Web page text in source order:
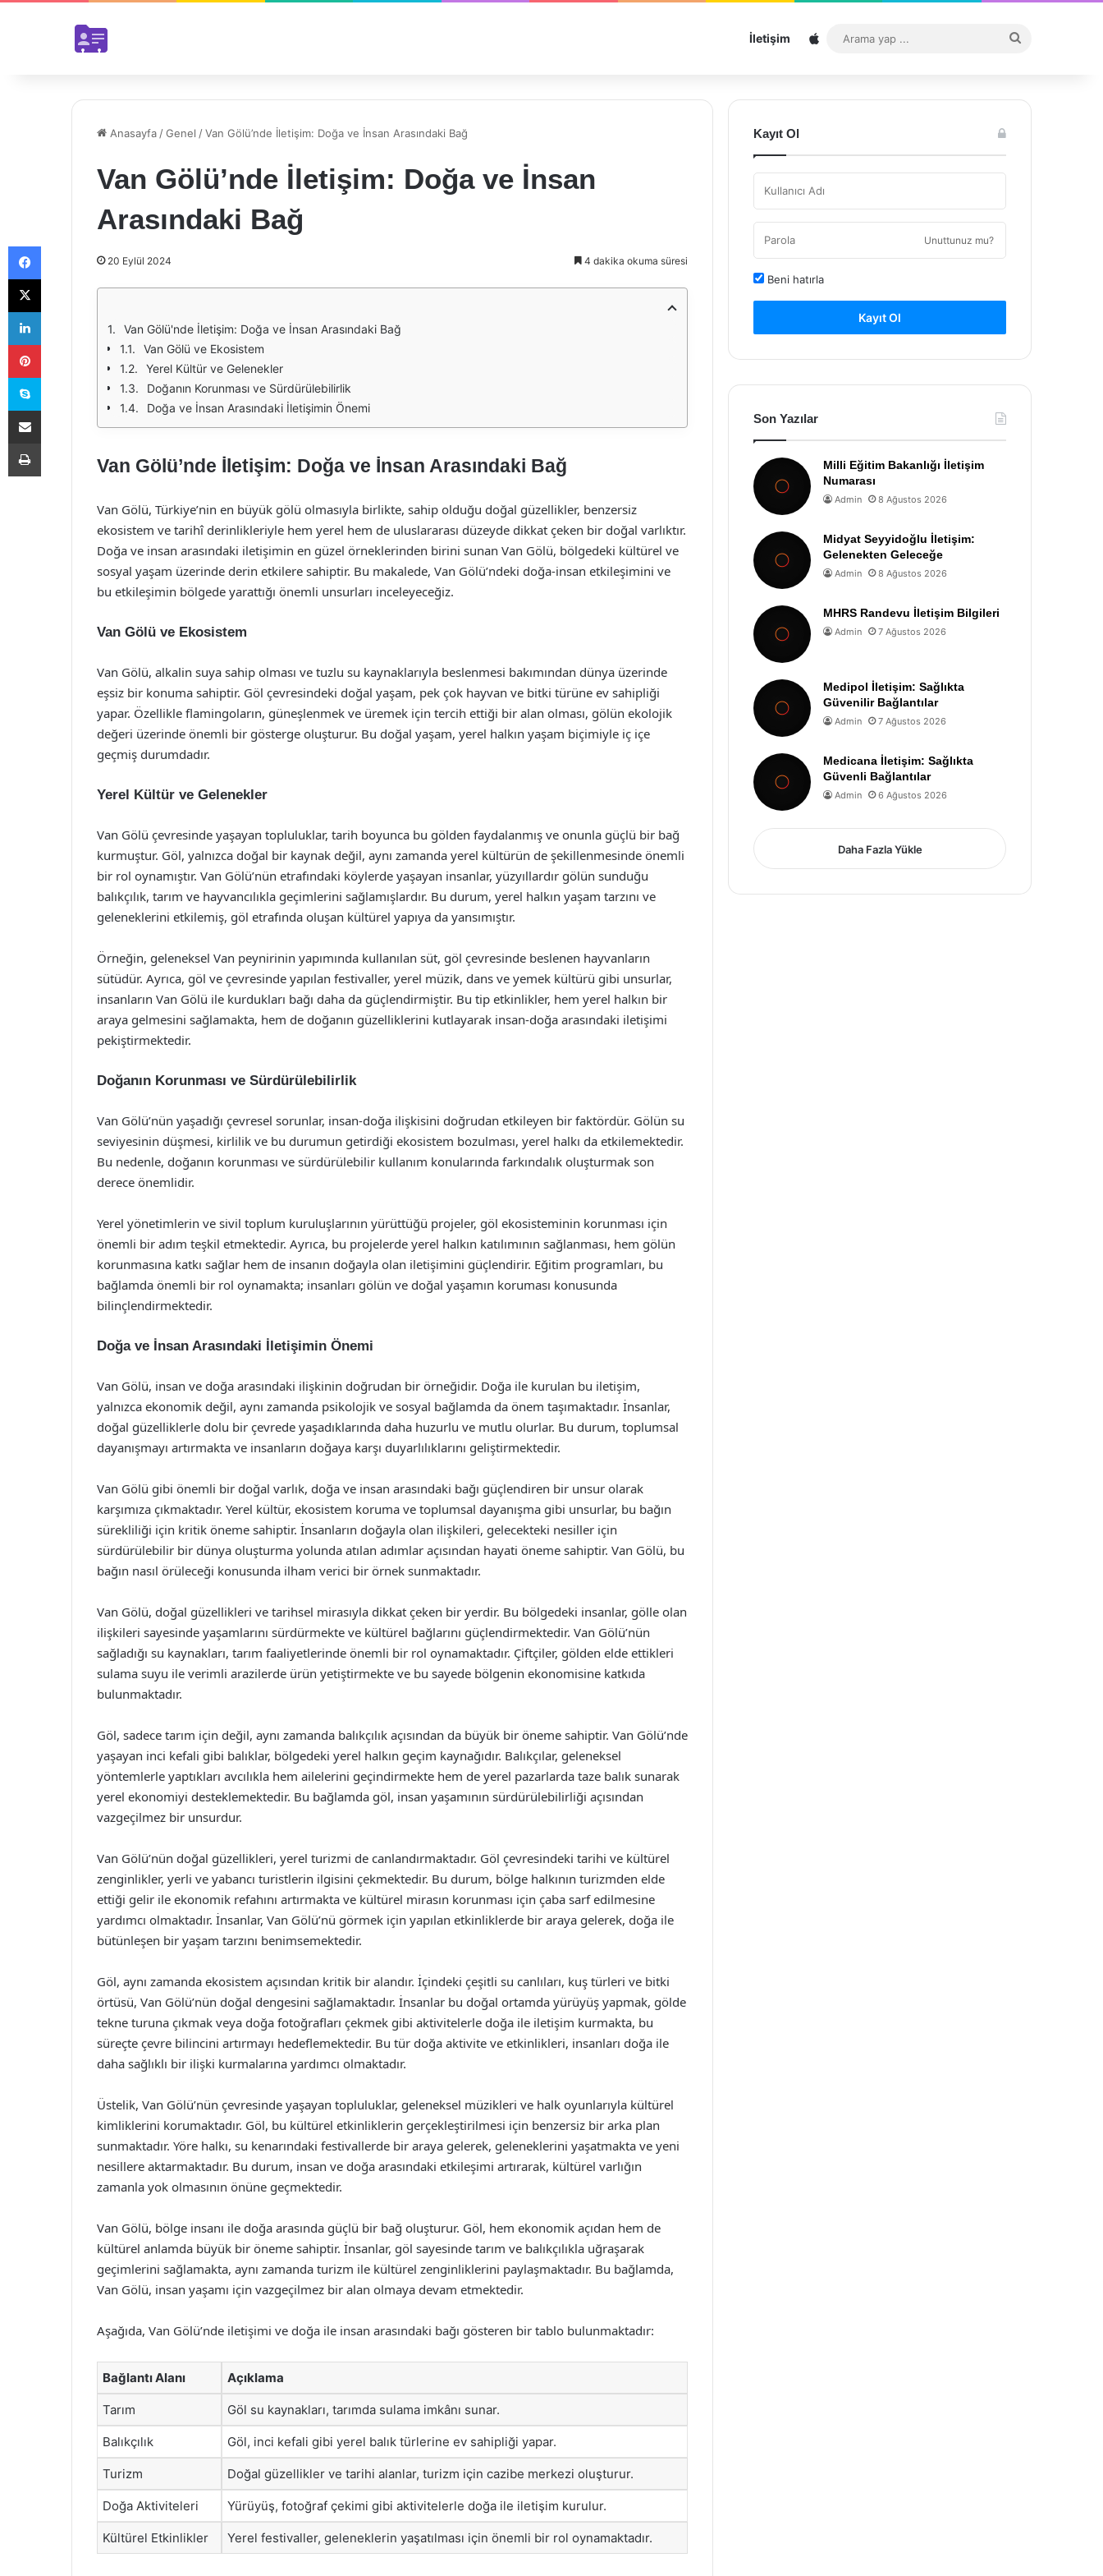
İletişim Sitemap
...
Anasayfa /Genel /Van Gölü’nde İletişim: Doğa ve İnsan Arasındaki Bağ
Van Gölü’nde İletişim: Doğa ve İnsan
Arasındaki Bağ
20 Eylül 2024 4 dakika okuma süresi
Van Gölü'nde İletişim: Doğa ve İnsan Arasındaki Bağ
Van Gölü ve Ekosistem
Yerel Kültür ve Gelenekler
Doğanın Korunması ve Sürdürülebilirlik
Doğa ve İnsan Arasındaki İletişimin Önemi
Van Gölü’nde İletişim: Doğa ve İnsan Arasındaki Bağ
Van Gölü, Türkiye’nin en büyük gölü olmasıyla birlikte, sahip olduğu doğal güzellikler, benzersiz
ekosistem ve tarihî derinlikleriyle hem yerel hem de uluslararası düzeyde dikkat çeken bir doğal varlıktır.
Doğa ve insan arasındaki iletişimin en güzel örneklerinden birini sunan Van Gölü, bölgedeki kültürel ve
sosyal yaşam üzerinde derin etkilere sahiptir. Bu makalede, Van Gölü’ndeki doğa-insan etkileşimini ve
bu etkileşimin bölgede yarattığı önemli unsurları inceleyeceğiz.
Van Gölü ve Ekosistem
Van Gölü, alkalin suya sahip olması ve tuzlu su kaynaklarıyla beslenmesi bakımından dünya üzerinde
eşsiz bir konuma sahiptir. Göl çevresindeki doğal yaşam, pek çok hayvan ve bitki türüne ev sahipliği
yapar. Özellikle flamingoların, güneşlenmek ve üremek için tercih ettiği bir alan olması, gölün ekolojik
değeri üzerinde önemli bir gösterge oluşturur. Bu doğal yaşam, yerel halkın yaşam biçimiyle iç içe
geçmiş durumdadır.
Yerel Kültür ve Gelenekler
Van Gölü çevresinde yaşayan topluluklar, tarih boyunca bu gölden faydalanmış ve onunla güçlü bir bağ
kurmuştur. Göl, yalnızca doğal bir kaynak değil, aynı zamanda yerel kültürün de şekillenmesinde önemli
bir rol oynamıştır. Van Gölü’nün etrafındaki köylerde yaşayan insanlar, yüzyıllardır gölün sunduğu
balıkçılık, tarım ve hayvancılıkla geçimlerini sağlamışlardır. Bu durum, yerel halkın yaşam tarzını ve
geleneklerini etkilemiş, göl etrafında oluşan kültürel yapıya da yansımıştır.
Örneğin, geleneksel Van peynirinin yapımında kullanılan süt, göl çevresinde beslenen hayvanların
sütüdür. Ayrıca, göl ve çevresinde yapılan festivaller, yerel müzik, dans ve yemek kültürü gibi unsurlar,
insanların Van Gölü ile kurdukları bağı daha da güçlendirmiştir. Bu tip etkinlikler, hem yerel halkın bir
araya gelmesini sağlamakta, hem de doğanın güzelliklerini kutlayarak insan-doğa arasındaki iletişimi
pekiştirmektedir.
Doğanın Korunması ve Sürdürülebilirlik
Van Gölü’nün yaşadığı çevresel sorunlar, insan-doğa ilişkisini doğrudan etkileyen bir faktördür. Gölün su
seviyesinin düşmesi, kirlilik ve bu durumun getirdiği ekosistem bozulması, yerel halkı da etkilemektedir.
Bu nedenle, doğanın korunması ve sürdürülebilir kullanım konularında farkındalık oluşturmak son
derece önemlidir.
Yerel yönetimlerin ve sivil toplum kuruluşlarının yürüttüğü projeler, göl ekosisteminin korunması için
önemli bir adım teşkil etmektedir. Ayrıca, bu projelerde yerel halkın katılımının sağlanması, hem gölün
korunmasına katkı sağlar hem de insanın doğayla olan iletişimini güçlendirir. Eğitim programları, bu
bağlamda önemli bir rol oynamakta; insanları gölün ve doğal yaşamın koruması konusunda
bilinçlendirmektedir.
Doğa ve İnsan Arasındaki İletişimin Önemi
Van Gölü, insan ve doğa arasındaki ilişkinin doğrudan bir örneğidir. Doğa ile kurulan bu iletişim,
yalnızca ekonomik değil, aynı zamanda psikolojik ve sosyal bağlamda da önem taşımaktadır. İnsanlar,
doğal güzelliklerle dolu bir çevrede yaşadıklarında daha huzurlu ve mutlu olurlar. Bu durum, toplumsal
dayanışmayı artırmakta ve insanların doğaya karşı duyarlılıklarını geliştirmektedir.
Van Gölü gibi önemli bir doğal varlık, doğa ve insan arasındaki bağı güçlendiren bir unsur olarak
karşımıza çıkmaktadır. Yerel kültür, ekosistem koruma ve toplumsal dayanışma gibi unsurlar, bu bağın
sürekliliği için kritik öneme sahiptir. İnsanların doğayla olan ilişkileri, gelecekteki nesiller için
sürdürülebilir bir dünya oluşturma yolunda atılan adımlar açısından hayati öneme sahiptir. Van Gölü, bu
bağın nasıl örüleceği konusunda ilham verici bir örnek sunmaktadır.
Van Gölü, doğal güzellikleri ve tarihsel mirasıyla dikkat çeken bir yerdir. Bu bölgedeki insanlar, gölle olan
ilişkileri sayesinde yaşamlarını sürdürmekte ve kültürel bağlarını güçlendirmektedir. Van Gölü’nün
sağladığı su kaynakları, tarım faaliyetlerinde önemli bir rol oynamaktadır. Çiftçiler, gölden elde ettikleri
sulama suyu ile verimli arazilerde ürün yetiştirmekte ve bu sayede bölgenin ekonomisine katkıda
bulunmaktadır.
Göl, sadece tarım için değil, aynı zamanda balıkçılık açısından da büyük bir öneme sahiptir. Van Gölü’nde
yaşayan inci kefali gibi balıklar, bölgedeki yerel halkın geçim kaynağıdır. Balıkçılar, geleneksel
yöntemlerle yaptıkları avcılıkla hem ailelerini geçindirmekte hem de yerel pazarlarda taze balık sunarak
yerel ekonomiyi desteklemektedir. Bu bağlamda göl, insan yaşamının sürdürülebilirliği açısından
vazgeçilmez bir unsurdur.
Van Gölü’nün doğal güzellikleri, yerel turizmi de canlandırmaktadır. Göl çevresindeki tarihi ve kültürel
zenginlikler, yerli ve yabancı turistlerin ilgisini çekmektedir. Bu durum, bölge halkının turizmden elde
ettiği gelir ile ekonomik refahını artırmakta ve kültürel mirasın korunması için çaba sarf edilmesine
yardımcı olmaktadır. İnsanlar, Van Gölü’nü görmek için yapılan etkinliklerde bir araya gelerek, doğa ile
bütünleşen bir yaşam tarzını benimsemektedir.
Göl, aynı zamanda ekosistem açısından kritik bir alandır. İçindeki çeşitli su canlıları, kuş türleri ve bitki
örtüsü, Van Gölü’nün doğal dengesini sağlamaktadır. İnsanlar bu doğal ortamda yürüyüş yapmak, gölde
tekne turuna çıkmak veya doğa fotoğrafları çekmek gibi aktivitelerle doğa ile iletişim kurmakta, bu
süreçte çevre bilincini artırmayı hedeflemektedir. Bu tür doğa aktivite ve etkinlikleri, insanları doğa ile
daha sağlıklı bir ilişki kurmalarına yardımcı olmaktadır.
Üstelik, Van Gölü’nün çevresinde yaşayan topluluklar, geleneksel müzikleri ve halk oyunlarıyla kültürel
kimliklerini korumaktadır. Göl, bu kültürel etkinliklerin gerçekleştirilmesi için benzersiz bir arka plan
sunmaktadır. Yöre halkı, su kenarındaki festivallerde bir araya gelerek, geleneklerini yaşatmakta ve yeni
nesillere aktarmaktadır. Bu durum, insan ve doğa arasındaki etkileşimi artırarak, kültürel varlığın
zamanla yok olmasının önüne geçmektedir.
Van Gölü, bölge insanı ile doğa arasında güçlü bir bağ oluşturur. Göl, hem ekonomik açıdan hem de
kültürel anlamda büyük bir öneme sahiptir. İnsanlar, göl sayesinde tarım ve balıkçılıkla uğraşarak
geçimlerini sağlamakta, aynı zamanda turizm ile kültürel zenginliklerini paylaşmaktadır. Bu bağlamda,
Van Gölü, insan yaşamı için vazgeçilmez bir alan olmaya devam etmektedir.
Aşağıda, Van Gölü’nde iletişimi ve doğa ile insan arasındaki bağı gösteren bir tablo bulunmaktadır:
Bağlantı Alanı Açıklama
Tarım Göl su kaynakları, tarımda sulama imkânı sunar.
Balıkçılık Göl, inci kefali gibi yerel balık türlerine ev sahipliği yapar.
Turizm Doğal güzellikler ve tarihi alanlar, turizm için cazibe merkezi oluşturur.
Doğa Aktiviteleri Yürüyüş, fotoğraf çekimi gibi aktivitelerle doğa ile iletişim kurulur.
Kültürel Etkinlikler Yerel festivaller, geleneklerin yaşatılması için önemli bir rol oynamaktadır.
Kayıt Ol
Unuttunuz mu?
Beni hatırla
Kayıt Ol
Son Yazılar
Milli Eğitim Bakanlığı İletişim
Numarası
Admin 8 Ağustos 2026
Midyat Seyyidoğlu İletişim:
Gelenekten Geleceğe
Admin 8 Ağustos 2026
MHRS Randevu İletişim Bilgileri
Admin 7 Ağustos 2026
Medipol İletişim: Sağlıkta
Güvenilir Bağlantılar
Admin 7 Ağustos 2026
Medicana İletişim: Sağlıkta
Güvenli Bağlantılar
Admin 6 Ağustos 2026
Daha Fazla Yükle
Facebook
X
LinkedIn
Pinterest
Skype
E-Posta ile paylaş